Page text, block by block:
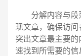
分解内容与段落
现文章，确保访
突出文章最主要
速找到所需要的信